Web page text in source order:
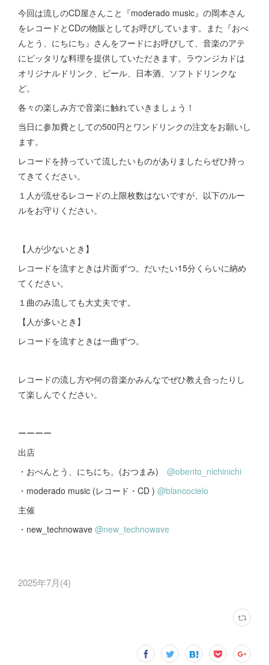
今回は流しのCD屋さんこと『moderado music』の岡本さん
をレコードとCDの物販としてお呼びしています。また『おべ
んとう、にちにち』さんをフードにお呼びして、音楽のアテ
にピッタリな料理を提供していただきます。ラウンジカドは
オリジナルドリンク、ビール、日本酒、ソフトドリンクな
ど。
各々の楽しみ方で音楽に触れていきましょう！
当日に参加費としての500円とワンドリンクの注文をお願いし
ます。
レコードを持っていて流したいものがありましたらぜひ持っ
てきてください。
１人が流せるレコードの上限枚数はないですが、以下のルー
ルをお守りください。
【人が少ないとき】
レコードを流すときは片面ずつ。だいたい15分くらいに納め
てください。
１曲のみ流しても大丈夫です。
【人が多いとき】
レコードを流すときは一曲ずつ。
レコードの流し方や何の音楽かみんなでぜひ教え合ったりし
て楽しんでください。
ーーーー
出店
・おべんとう、にちにち。(おつまみ) @obento_nichinichi
・moderado music (レコード・CD ) @blancocielo
主催
・new_technowave @new_technowave
2025年7月(4)